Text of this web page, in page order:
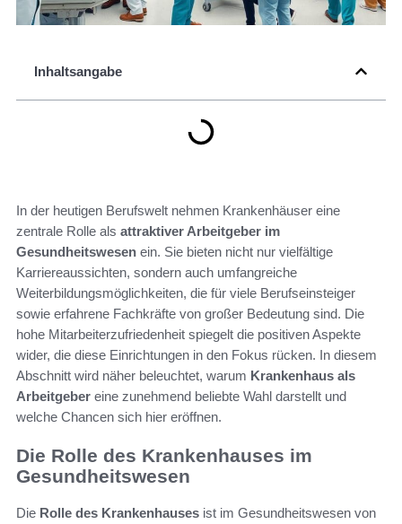
Inhaltsangabe
In der heutigen Berufswelt nehmen Krankenhäuser eine
zentrale Rolle als attraktiver Arbeitgeber im
Gesundheitswesen ein. Sie bieten nicht nur vielfältige
Karriereaussichten, sondern auch umfangreiche
Weiterbildungsmöglichkeiten, die für viele Berufseinsteiger
sowie erfahrene Fachkräfte von großer Bedeutung sind. Die
hohe Mitarbeiterzufriedenheit spiegelt die positiven Aspekte
wider, die diese Einrichtungen in den Fokus rücken. In diesem
Abschnitt wird näher beleuchtet, warum Krankenhaus als
Arbeitgeber eine zunehmend beliebte Wahl darstellt und
welche Chancen sich hier eröffnen.
Die Rolle des Krankenhauses im
Gesundheitswesen
Die Rolle des Krankenhauses ist im Gesundheitswesen von